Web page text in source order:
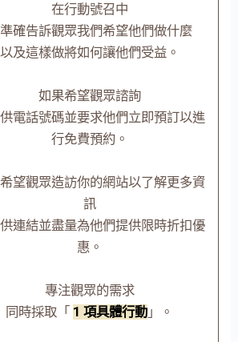
在行動號召中
確告訴觀眾我們希望他們做什麼
以及這樣做將如何讓他們受益。
如果希望觀眾諮詢
電話號碼並要求他們立即預訂以進
行免費預約。
望觀眾造訪你的網站以了解更多資
訊
連結並盡量為他們提供限時折扣優
惠。
專注觀眾的需求
同時採取「 1 項具體行動 」。